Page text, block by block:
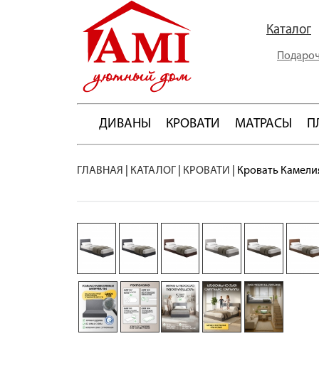
Каталог
ДИВАНЫ КРОВАТИ МАТРАСЫ
ГЛАВНАЯ КАТАЛОГ КРОВАТИ Кровать